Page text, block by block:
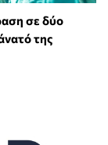
σε δύο
της